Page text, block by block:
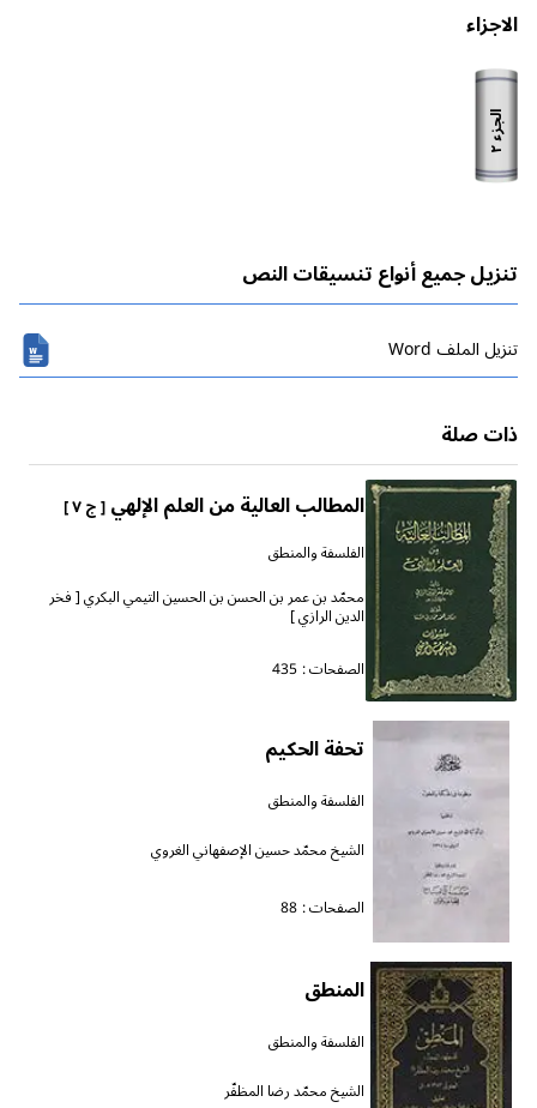
الاجزاء
الجزء
٢
تنزيل جميع أنواع تنسيقات النص
تنزیل الملف Word
ذات صلة
المطالب العالية من العلم الإلهي[ ج ٧ ]
الفلسفة والمنطق
محمّد بن عمر بن الحسن بن الحسين التيمي البكري [ فخر
الدين الرازي ]
الصفحات : 435
تحفة الحكيم
الفلسفة والمنطق
الشيخ محمّد حسين الإصفهاني الغروي
الصفحات : 88
المنطق
الفلسفة والمنطق
الشيخ محمّد رضا المظفّر